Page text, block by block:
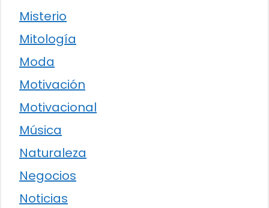
Misterio
Mitología
Moda
Motivación
Motivacional
Música
Naturaleza
Negocios
Noticias